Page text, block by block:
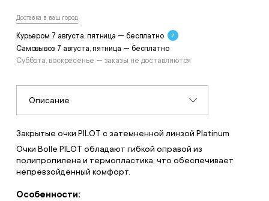
Доставка в ваш город
Курьером 7 августа, пятница — бесплатно
Самовывоз 7 августа, пятница — бесплатно
Суббота, воскресенье — заказы не доставляются
Описание
Закрытые очки PILOT c затемненной линзой Platinum
Очки Bolle PILOT обладают гибкой оправой из
полипропилена и термопластика, что обеспечивает
непревзойденный комфорт.
Особенности: